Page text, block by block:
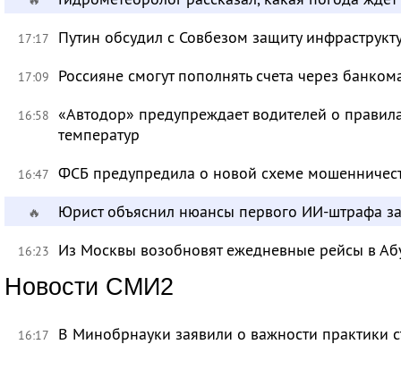
17:17 Путин обсудил с Совбезом защиту
17:09 Россияне смогут пополнять счета через
16:58 «Автодор» предупреждает водителей о
температур
16:47 ФСБ предупредила о новой схеме
🔥 Юрист объяснил нюансы первого ИИ-штрафа
16:23 Из Москвы возобновят ежедневные рейсы в
Новости СМИ2
16:17 В Минобрнауки заявили о важности практики